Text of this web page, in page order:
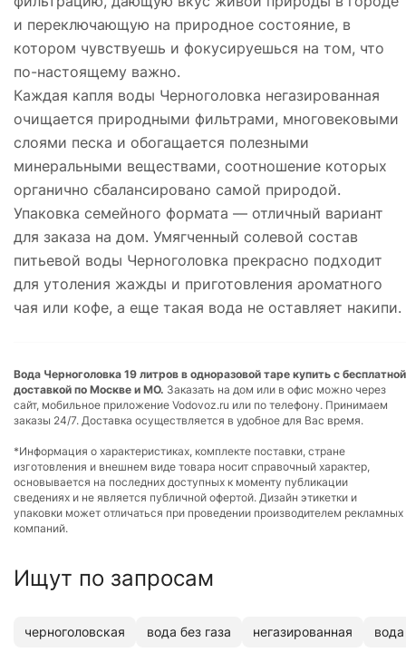
и переключающую на природное состояние, в
котором чувствуешь и фокусируешься на том, что
по-настоящему важно.
Каждая капля воды Черноголовка негазированная
очищается природными фильтрами, многовековыми
слоями песка и обогащается полезными
минеральными веществами, соотношение которых
органично сбалансировано самой природой.
Упаковка семейного формата — отличный вариант
для заказа на дом. Умягченный солевой состав
питьевой воды Черноголовка прекрасно подходит
для утоления жажды и приготовления ароматного
чая или кофе, а еще такая вода не оставляет накипи.
Вода Черноголовка 19 литров в одноразовой таре купить с бесплатной
доставкой по Москве и МО. Заказать на дом или в офис можно через
сайт, мобильное приложение Vodovoz.ru или по телефону. Принимаем
заказы 24/7. Доставка осуществляется в удобное для Вас время.
*Информация о характеристиках, комплекте поставки, стране
изготовления и внешнем виде товара носит справочный характер,
основывается на последних доступных к моменту публикации
сведениях и не является публичной офертой. Дизайн этикетки и
упаковки может отличаться при проведении производителем рекламных
компаний.
Ищут по запросам
черноголовская вода без газа негазированная